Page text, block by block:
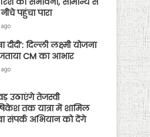
नीचे पहुंचा पारा
दीदी’: दिल्ली लक्ष्मी योजना
CM का आभार
उठाएंगे तेजस्वी
तक यात्रा में शामिल
संपर्क अभियान को देंगे